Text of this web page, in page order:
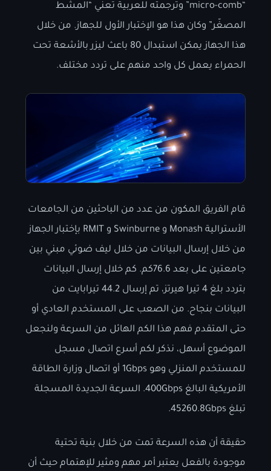
“micro-comb” وترجمته للعربية تعني “المشط
المصغّر” وكان هذا هو الإختبار الأول للجهاز. من خلال
هذا الجهاز يمكن استبدال 80 باعث ليزر بالأشعة تحت
الحمراء يعمل كل واحد منهم على تردد مختلف.
قام الفريق المكون من عدد من الباحثين من الجامعات
الأسترالية Monash و Swinburne و RMIT بإختبار الجهاز
من خلال إرسال البيانات من خلال ليف ضوئي مبني بين
جامعتين على بعد 76.6كم. كم خلال إرسال البيانات
بتردد بلغ 4 تيرا هيرتز، تم إرسال 44.2 تيرابايت من
البيانات بنجاح. من الصعب على المستخدم العادي أو
حتى المتقدم فهم هذا الكم الهائل من السرعة ولنجعل
الموضوع أسهل، نذكر لكم أسرع اتصال مسجل
للمستخدم المنزلي وهو 1Gbps أو اتصال وزارة الطاقة
الأمريكية البالغ 400Gbps. السرعة الجديدة المسجلة
تبلغ 45260.8Gbps.
حقيقة أن هذه السرعة تمت من خلال بنية تحتية
موجودة بالفعل يعتبر أمر مهم ومثير للإهتمام حيث أن